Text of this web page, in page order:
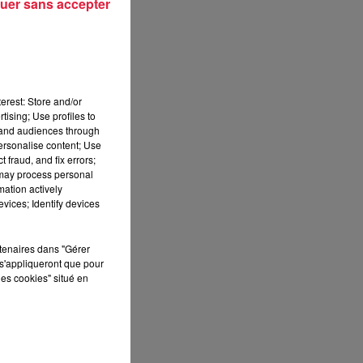
Store and/or
Use profiles to
audiences through
content; Use
fraud, and fix errors;
process personal
actively
Identify devices
dans "Gérer
que pour
cookies" situé en